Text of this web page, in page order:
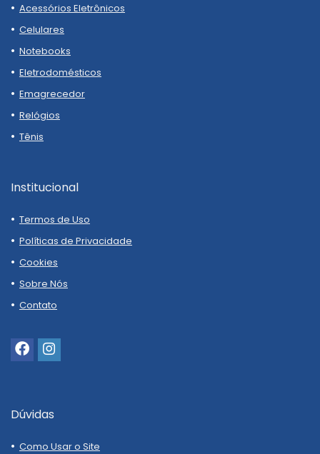
Acessórios Eletrônicos
Celulares
Notebooks
Eletrodomésticos
Emagrecedor
Relógios
Tênis
Institucional
Termos de Uso
Políticas de Privacidade
Cookies
Sobre Nós
Contato
Dúvidas
Como Usar o Site